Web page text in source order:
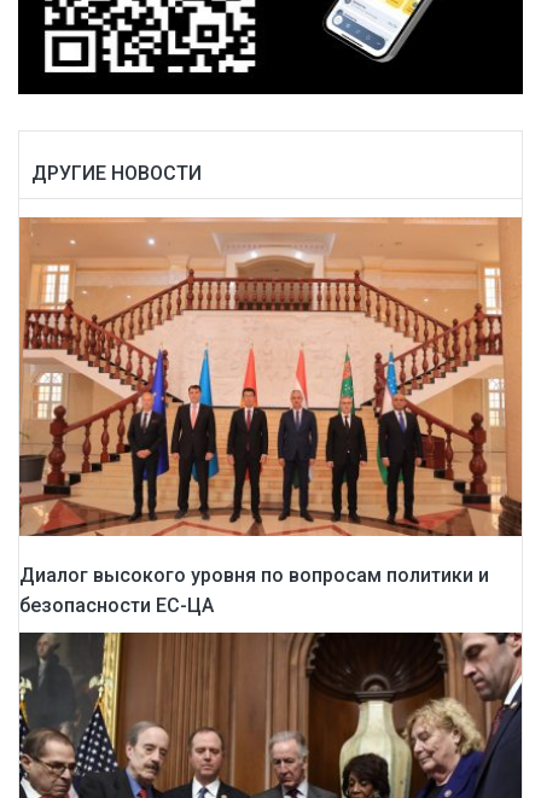
ДРУГИЕ НОВОСТИ
Диалог высокого уровня по вопросам политики и
безопасности ЕС-ЦА